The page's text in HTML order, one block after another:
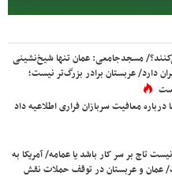
مسجدجامعی: عمان تنها شیخ‌نشینی
دارد/ عربستان برادر بزرگ‌تر نیست؛
معافیت سربازان فراری اطلاعیه داد
تاج بر سر کار باشد یا عمامه/ آمریکا به
عمان و عربستان در توقف حملات نقش